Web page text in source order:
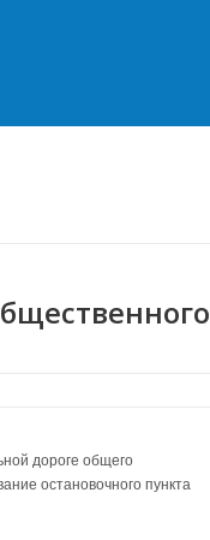
дороге общего
остановочного пункта